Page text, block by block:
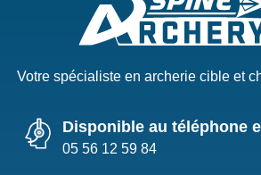
Votre spécialiste en archerie cible et
Disponible au téléphone
05 56 12 59 84